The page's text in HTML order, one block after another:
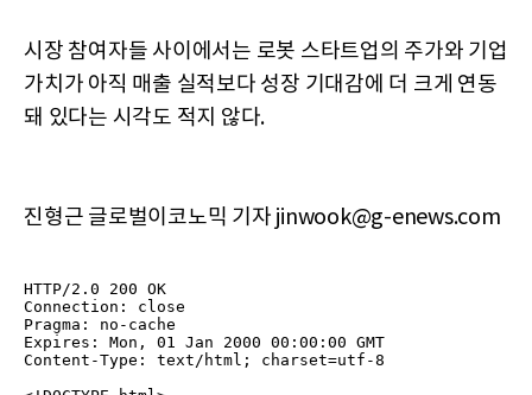
시장 참여자들 사이에서는 로봇 스타트업의 주가와 기업
가치가 아직 매출 실적보다 성장 기대감에 더 크게 연동
돼 있다는 시각도 적지 않다.
진형근 글로벌이코노믹 기자 jinwook@g-enews.com